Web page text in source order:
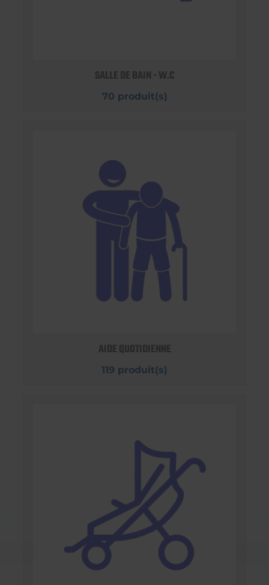
SALLE DE BAIN - W.C
70 produit(s)
AIDE QUOTIDIENNE
119 produit(s)